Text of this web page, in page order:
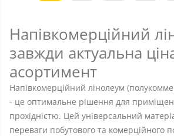
Напівкомерційний
завжди актуальна
асортимент
Напівкомерційний лінолеум
- це оптимальне рішення для
прохідністю. Цей універсальний
переваги побутового та комерційного